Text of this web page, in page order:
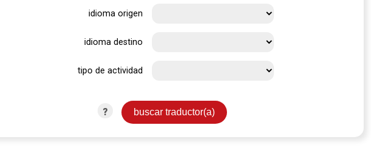
idioma origen
idioma destino
tipo de actividad
?